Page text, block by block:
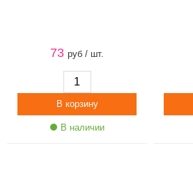
73 руб / шт.
В наличии